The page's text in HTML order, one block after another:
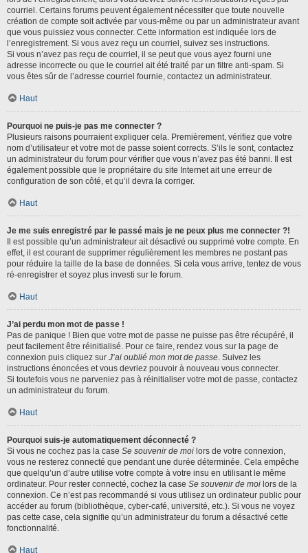
courriel. Certains forums peuvent également nécessiter que toute nouvelle
création de compte soit activée par vous-même ou par un administrateur avant
que vous puissiez vous connecter. Cette information est indiquée lors de
l’enregistrement. Si vous avez reçu un courriel, suivez ses instructions.
Si vous n’avez pas reçu de courriel, il se peut que vous ayez fourni une
adresse incorrecte ou que le courriel ait été traité par un filtre anti-spam. Si
vous êtes sûr de l’adresse courriel fournie, contactez un administrateur.
Haut
Pourquoi ne puis-je pas me connecter ?
Plusieurs raisons pourraient expliquer cela. Premièrement, vérifiez que votre
nom d’utilisateur et votre mot de passe soient corrects. S’ils le sont, contactez
un administrateur du forum pour vérifier que vous n’avez pas été banni. Il est
également possible que le propriétaire du site Internet ait une erreur de
configuration de son côté, et qu’il devra la corriger.
Haut
Je me suis enregistré par le passé mais je ne peux plus me connecter ?!
Il est possible qu’un administrateur ait désactivé ou supprimé votre compte. En
effet, il est courant de supprimer régulièrement les membres ne postant pas
pour réduire la taille de la base de données. Si cela vous arrive, tentez de vous
ré-enregistrer et soyez plus investi sur le forum.
Haut
J’ai perdu mon mot de passe !
Pas de panique ! Bien que votre mot de passe ne puisse pas être récupéré, il
peut facilement être réinitialisé. Pour ce faire, rendez vous sur la page de
connexion puis cliquez sur J’ai oublié mon mot de passe. Suivez les
instructions énoncées et vous devriez pouvoir à nouveau vous connecter.
Si toutefois vous ne parveniez pas à réinitialiser votre mot de passe, contactez
un administrateur du forum.
Haut
Pourquoi suis-je automatiquement déconnecté ?
Si vous ne cochez pas la case Se souvenir de moi lors de votre connexion,
vous ne resterez connecté que pendant une durée déterminée. Cela empêche
que quelqu’un d’autre utilise votre compte à votre insu en utilisant le même
ordinateur. Pour rester connecté, cochez la case Se souvenir de moi lors de la
connexion. Ce n’est pas recommandé si vous utilisez un ordinateur public pour
accéder au forum (bibliothèque, cyber-café, université, etc.). Si vous ne voyez
pas cette case, cela signifie qu’un administrateur du forum a désactivé cette
fonctionnalité.
Haut